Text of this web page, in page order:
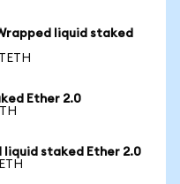
liquid staked
Ether 2.0
liquid staked Ether 2.0